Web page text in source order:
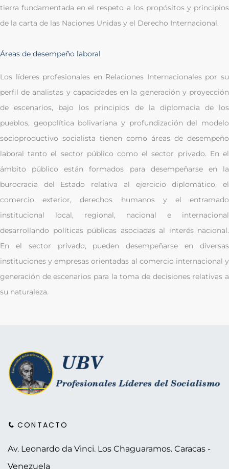
tierra fundamentada en el respeto a los propósitos y principios
de la carta de las Naciones Unidas y el Derecho Internacional.
Áreas de desempeño laboral
Los líderes profesionales en Relaciones Internacionales por su
perfil de analistas y capacidades en la generación y proyección
de escenarios, bajo los principios de la diplomacia de los
pueblos, geopolítica bolivariana y profundización del modelo
socioproductivo socialista tienen como áreas de desempeño
laboral tanto el sector público como el sector privado. En el
ámbito público están formados para desempeñarse en la
burocracia del Estado relativa al ejercicio diplomático, el
comercio exterior, derechos humanos y el entramado
institucional local, regional, nacional e internacional
desarrollando políticas públicas asociadas al interés nacional.
En el sector privado, pueden desempeñarse en diversas
instituciones y empresas orientadas al comercio internacional y
generación de escenarios para la toma de decisiones relativas a
su naturaleza.
CONTACTO
Av. Leonardo da Vinci. Los Chaguaramos. Caracas -
Venezuela